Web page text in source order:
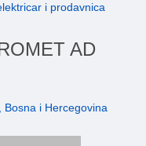
i prodavnica
AD
Bosna i Hercegovina